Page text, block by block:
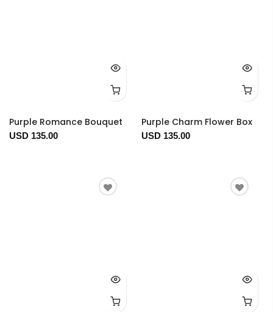
Purple Romance Bouquet
USD 135.00
Purple Charm Flower Box
USD 135.00